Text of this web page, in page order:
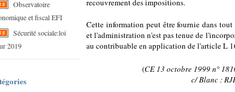
Observatoire
et fiscal EFI
Sécurité sociale:loi
2019
Cette information peut être fournie dans tout
et l'administration n'est pas tenue de
au contribuable en application de l'article L
(CE 13 octobre 1999 n°
c/ Blanc :